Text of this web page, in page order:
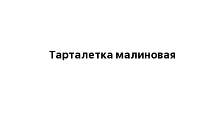
Тарталетка малиновая